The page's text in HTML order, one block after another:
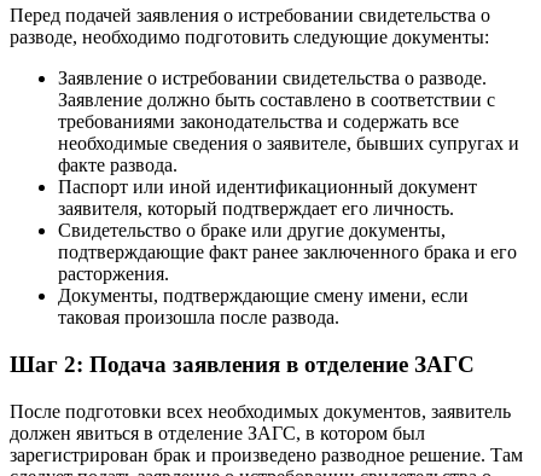
Перед подачей заявления о истребовании свидетельства о
разводе, необходимо подготовить следующие документы:
Заявление о истребовании свидетельства о разводе.
Заявление должно быть составлено в соответствии с
требованиями законодательства и содержать все
необходимые сведения о заявителе, бывших супругах и
факте развода.
Паспорт или иной идентификационный документ
заявителя, который подтверждает его личность.
Свидетельство о браке или другие документы,
подтверждающие факт ранее заключенного брака и его
расторжения.
Документы, подтверждающие смену имени, если
таковая произошла после развода.
Шаг 2: Подача заявления в отделение ЗАГС
После подготовки всех необходимых документов, заявитель
должен явиться в отделение ЗАГС, в котором был
зарегистрирован брак и произведено разводное решение. Там